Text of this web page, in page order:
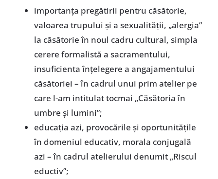
importanţa pregătirii pentru căsătorie,
valoarea trupului şi a sexualităţii, „alergia”
la căsătorie în noul cadru cultural, simpla
cerere formalistă a sacramentului,
insuficienta înţelegere a angajamentului
căsătoriei – în cadrul unui prim atelier pe
care l-am intitulat tocmai „Căsătoria în
umbre şi lumini”;
educaţia azi, provocările şi oportunităţile
în domeniul educativ, morala conjugală
azi – în cadrul atelierului denumit „Riscul
eductiv”;